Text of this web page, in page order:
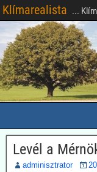
Klímarealista ...
Levél a
adminisztrator